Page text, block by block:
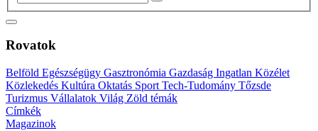
Rovatok
Belföld Egészségügy Gasztronómia Gazdaság Ingatlan Közélet
Közlekedés Kultúra Oktatás Sport Tech-Tudomány Tőzsde
Turizmus Vállalatok Világ Zöld témák
Címkék
Magazinok